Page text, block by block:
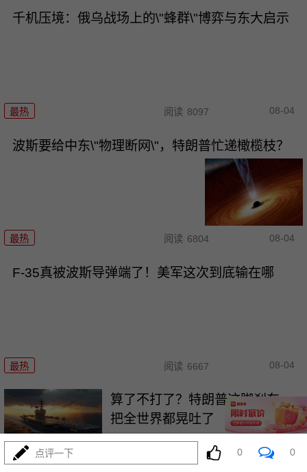
千机压境：俄乌战场上的\"蜂群\"博弈与东大启示
最热 阅读 8097 08-04
波斯要给中东\"物理断网\"，特朗普忙递橄榄枝？
最热 阅读 6804 08-04
F-35真被波斯导弹端了！美军这次到底输在哪
最热 阅读 6667 08-04
算了不打了？特朗普这脚刹车，
把全世界都晃吐了
阅读 15192
点评一下 0 0